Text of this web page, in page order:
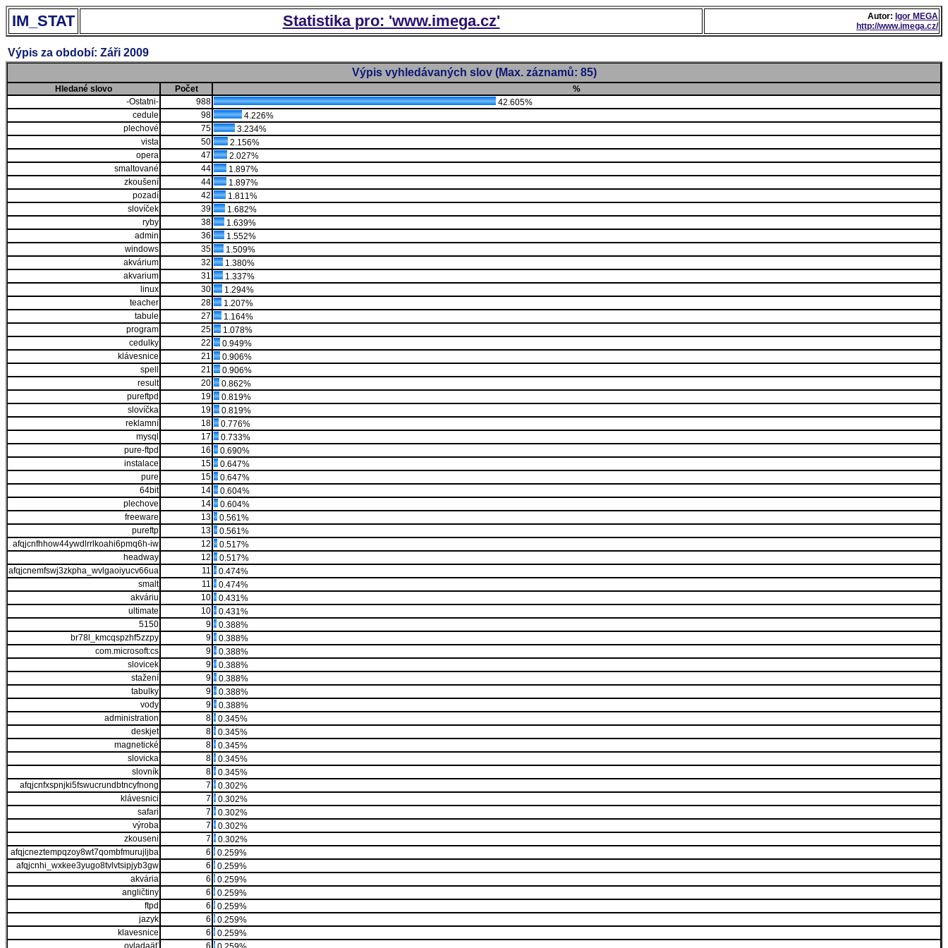
IM_STAT Statistika pro: 'www.imega.cz' Autor: Igor MEGA
http://www.imega.cz/
Výpis za období: Záři 2009
Výpis vyhledávaných slov (Max. záznamů: 85)
Hledané slovo Počet
%
-Ostatni-
988
42.605%
cedule
98
4.226%
plechové
75
3.234%
vista
50
2.156%
opera
47
2.027%
smaltované
44
1.897%
zkoušení
44
1.897%
pozadí
42
1.811%
slovíček
39
1.682%
ryby
38
1.639%
admin
36
1.552%
windows
35
1.509%
akvárium
32
1.380%
akvarium
31
1.337%
linux
30
1.294%
teacher
28
1.207%
tabule
27
1.164%
program
25
1.078%
cedulky
22
0.949%
klávesnice
21
0.906%
spell
21
0.906%
result
20
0.862%
pureftpd
19
0.819%
slovíčka
19
0.819%
reklamní
18
0.776%
mysql
17
0.733%
pure-ftpd
16
0.690%
instalace
15
0.647%
pure
15
0.647%
64bit
14
0.604%
plechove
14
0.604%
freeware
13
0.561%
pureftp
13
0.561%
afqjcnfhhow44ywdlrrlkoahi6pmq6h-iw
12
0.517%
headway
12
0.517%
afqjcnemfswj3zkpha_wvlgaoiyucv66ua
11
0.474%
smalt
11
0.474%
akváriu
10
0.431%
ultimate
10
0.431%
5150
9
0.388%
br78l_kmcqspzhf5zzpy
9
0.388%
com.microsoft:cs
9
0.388%
slovicek
9
0.388%
stažení
9
0.388%
tabulky
9
0.388%
vody
9
0.388%
administration
8
0.345%
deskjet
8
0.345%
magnetické
8
0.345%
slovicka
8
0.345%
slovník
8
0.345%
afqjcnfxspnjki5fswucrundbtncyfnong
7
0.302%
klávesnici
7
0.302%
safari
7
0.302%
výroba
7
0.302%
zkouseni
7
0.302%
afqjcneztempqzoy8wt7qombfmurujljba
6
0.259%
afqjcnhi_wxkee3yugo8tvlvtsipjyb3gw
6
0.259%
akvária
6
0.259%
angličtiny
6
0.259%
ftpd
6
0.259%
jazyk
6
0.259%
klavesnice
6
0.259%
ovladaäť
6